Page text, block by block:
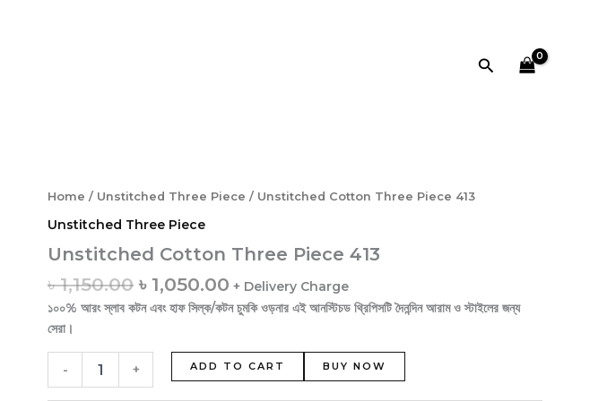
Search
Home / Unstitched Three Piece / Unstitched Cotton Three Piece 413
Unstitched Three Piece
Unstitched Cotton Three Piece 413
৳1,150.00
Original
price
was:
৳ 1,150.00.
৳ 1,050.00
Current
৳ 1,050.00.
+ Delivery Charge
১০০% আরং স্লাব কটন এবং হাফ সিল্ক/কটন চুমকি ওড়নার এই আনস্টিচড থ্রিপিসটি দৈনন্দিন আরাম ও স্টাইলের জন্য
সেরা।
-
Unstitched
Three
Piece
413
quantity
+ ADD TO CART BUY NOW